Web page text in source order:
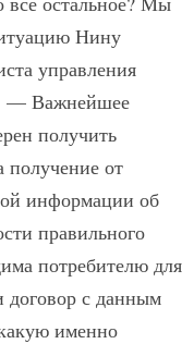
Нину
управления
— Важнейшее
получить
от
информации об
правильного
потребителю для
договор с данным
именно